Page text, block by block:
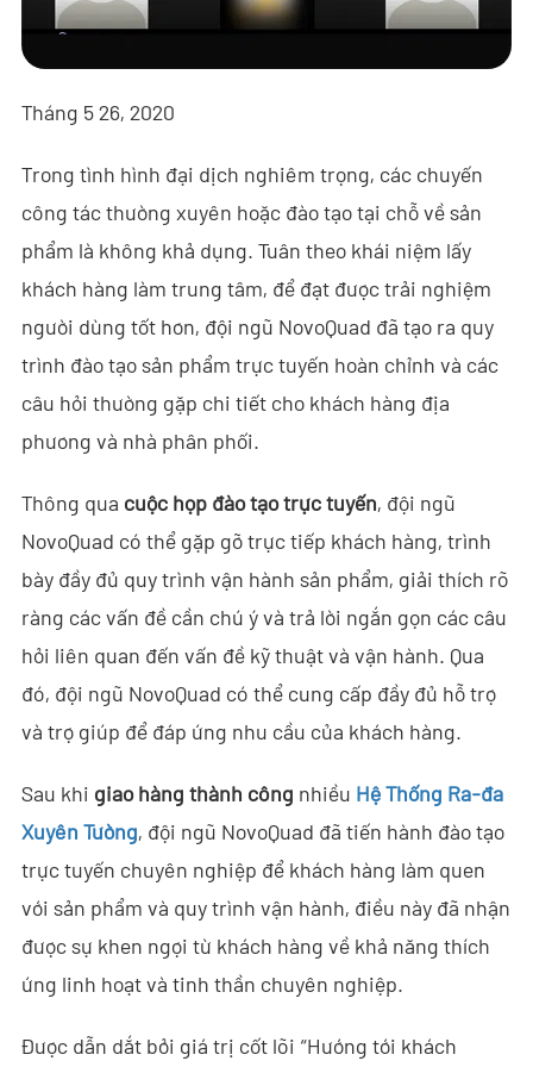
- - - ND-BR001 Ra-đa Phát Hiện Drone
- - - ND-BR014 Ra-đa Phát Hiện Drone
- - - ND-BR022 Ra-đa Phát Hiện Drone
- - Thiết Bị Gây Nhiễu Anti-Drone
- - - ND-BD002 Thiết Bị Gây Nhiễu Anti-Drone Định Hướng
- - - ND-BD008 Thiết Bị Gây Nhiễu Anti-Drone Định Hướng
- - - ND-BD018 Thiết Bị Gây Nhiễu Anti-Drone Định Hướng
Toàn Băng
- - - ND-BO004 Thiết Bị Gây Nhiễu Anti-Drone Đa Hướng
- - Camera Anti-Drone
- - Máy Dò RF Anti-Drone
- - - ND-BR002 Máy Dò RF Anti-Drone
- - - ND-BR016 Máy Dò RF Anti-Drone Toàn Băng
- - - ND-BR019 Máy Dò RF Anti-Drone Cầm Tay
- - Hệ Thống Giả Mạo GPS
- Hệ Thống Ra-đa Nhìn Xuyên Tường
- - ND-SV003 Hệ Thống Ra-đa Xuyên Tường
- - ND-SV004 Hệ Thống Ra-đa Xuyên Tường Di Động
Tháng 5 26, 2020
Trong tình hình đại dịch nghiêm trọng, các chuyến
công tác thường xuyên hoặc đào tạo tại chỗ về sản
phẩm là không khả dụng. Tuân theo khái niệm lấy
khách hàng làm trung tâm, để đạt được trải nghiệm
người dùng tốt hơn, đội ngũ NovoQuad đã tạo ra quy
trình đào tạo sản phẩm trực tuyến hoàn chỉnh và các
câu hỏi thường gặp chi tiết cho khách hàng địa
phương và nhà phân phối.
Thông qua cuộc họp đào tạo trực tuyến, đội ngũ
NovoQuad có thể gặp gỡ trực tiếp khách hàng, trình
bày đầy đủ quy trình vận hành sản phẩm, giải thích rõ
ràng các vấn đề cần chú ý và trả lời ngắn gọn các câu
hỏi liên quan đến vấn đề kỹ thuật và vận hành. Qua
đó, đội ngũ NovoQuad có thể cung cấp đầy đủ hỗ trợ
và trợ giúp để đáp ứng nhu cầu của khách hàng.
Sau khi giao hàng thành công nhiều Hệ Thống Ra-đa
Xuyên Tường, đội ngũ NovoQuad đã tiến hành đào tạo
trực tuyến chuyên nghiệp để khách hàng làm quen
với sản phẩm và quy trình vận hành, điều này đã nhận
được sự khen ngợi từ khách hàng về khả năng thích
ứng linh hoạt và tinh thần chuyên nghiệp.
Được dẫn dắt bởi giá trị cốt lõi “Hướng tới khách